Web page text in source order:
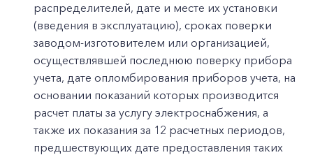
распределителей, дате и месте их установки
(введения в эксплуатацию), сроках поверки
заводом-изготовителем или организацией,
осуществлявшей последнюю поверку прибора
учета, дате опломбирования приборов учета, на
основании показаний которых производится
расчет платы за услугу электроснабжения, а
также их показания за 12 расчетных периодов,
предшествующих дате предоставления таких